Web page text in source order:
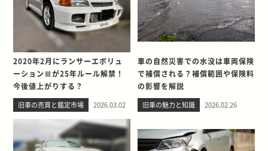
2020年2月にランサーエボリュ
ーションⅢが25年ルール解禁！
今後値上がりする？
旧車の売買と鑑定市場 2026.03.02
車の自然災害での水没は車両保険
で補償される？補償範囲や保険料
の影響を解説
旧車の魅力と知識 2026.02.26